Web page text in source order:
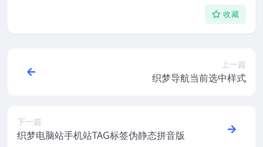
收藏
上一篇
织梦导航当前选中样式
下一篇
织梦电脑站手机站TAG标签伪静态拼音版